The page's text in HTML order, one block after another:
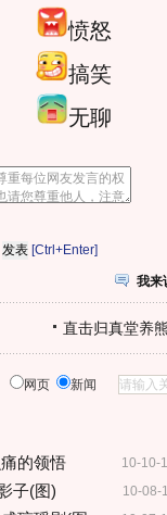
愤怒
搞笑
无聊
[Ctrl+Enter]
我来
直击归真堂养
网页 新闻
10-10-
的领悟
10-08-
子(图)